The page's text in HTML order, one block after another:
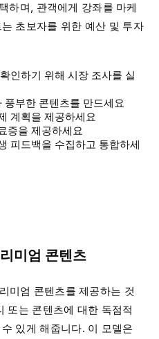
하며, 관객에게 강좌를 마케
초보자를 위한 예산 및 투자
인하기 위해 시장 조사를 실
풍부한 콘텐츠를 만드세요
계획을 제공하세요
증을 제공하세요
피드백을 수집하고 통합하세
미엄 콘텐츠
미엄 콘텐츠를 제공하는 것
또는 콘텐츠에 대한 독점적
있게 해줍니다. 이 모델은